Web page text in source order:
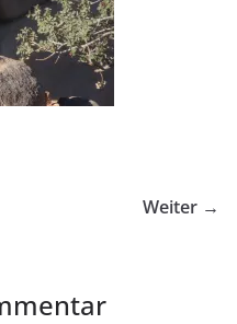
Weiter →